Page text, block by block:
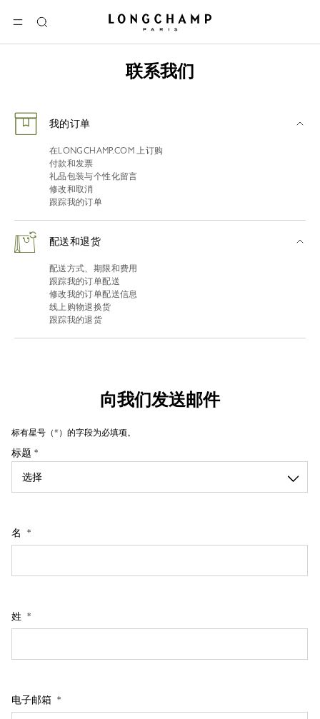
选单
搜
索
Longchamp - 主页
联系我们
我的订单
在LONGCHAMP.COM 上订购
付款和发票
礼品包装与个性化留言
修改和取消
跟踪我的订单
配送和退货
配送方式、期限和费用
跟踪我的订单配送
修改我的订单配送信息
线上购物退换货
跟踪我的退货
向我们发送邮件
标有星号（*）的字段为必填项。
标题 *
名
姓
电子邮箱